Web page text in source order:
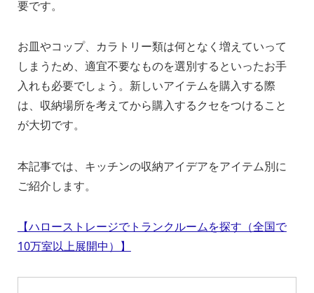
要です。
お皿やコップ、カラトリー類は何となく増えていって
しまうため、適宜不要なものを選別するといったお手
入れも必要でしょう。新しいアイテムを購入する際
は、収納場所を考えてから購入するクセをつけること
が大切です。
本記事では、キッチンの収納アイデアをアイテム別に
ご紹介します。
【ハローストレージでトランクルームを探す（全国で
10万室以上展開中）】